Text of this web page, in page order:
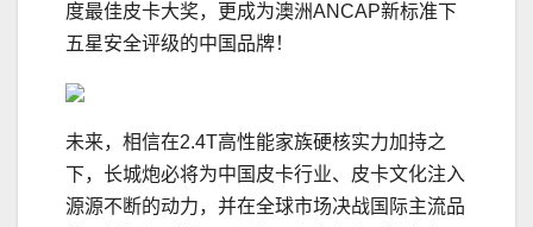
度最佳皮卡大奖，更成为澳洲ANCAP新标准下
五星安全评级的中国品牌！
未来，相信在2.4T高性能家族硬核实力加持之
下，长城炮必将为中国皮卡行业、皮卡文化注入
源源不断的动力，并在全球市场决战国际主流品